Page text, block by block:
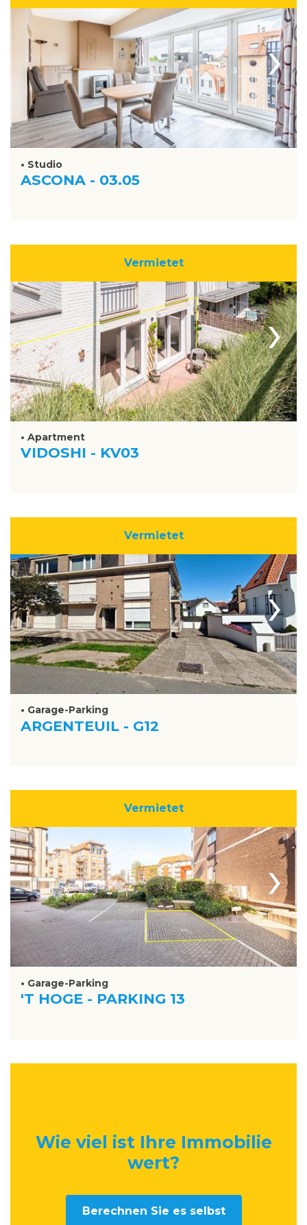
›
• Studio
ASCONA - 03.05
Vermietet
›
• Apartment
VIDOSHI - KV03
Vermietet
›
• Garage-Parking
ARGENTEUIL - G12
Vermietet
›
• Garage-Parking
'T HOGE - PARKING 13
Wie viel ist Ihre Immobilie
wert?
Berechnen Sie es selbst